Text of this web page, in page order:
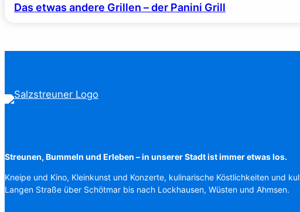
Das etwas andere Grillen – der Panini Grill
Streunen, Bummeln und Erleben – in unserer Stadt ist immer etwas los.
Kneipe und Kino, Kleinkunst und Konzerte, kulinarische Köstlichkeiten und
Langen Straße über Schötmar bis nach Lockhausen, Wüsten und Ahmsen.